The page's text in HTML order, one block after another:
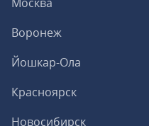
Воронеж
Йошкар-Ола
Красноярск
Новосибирск